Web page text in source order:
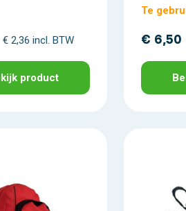
€ 2,36 incl. BTW
product
Te
€ 6,50